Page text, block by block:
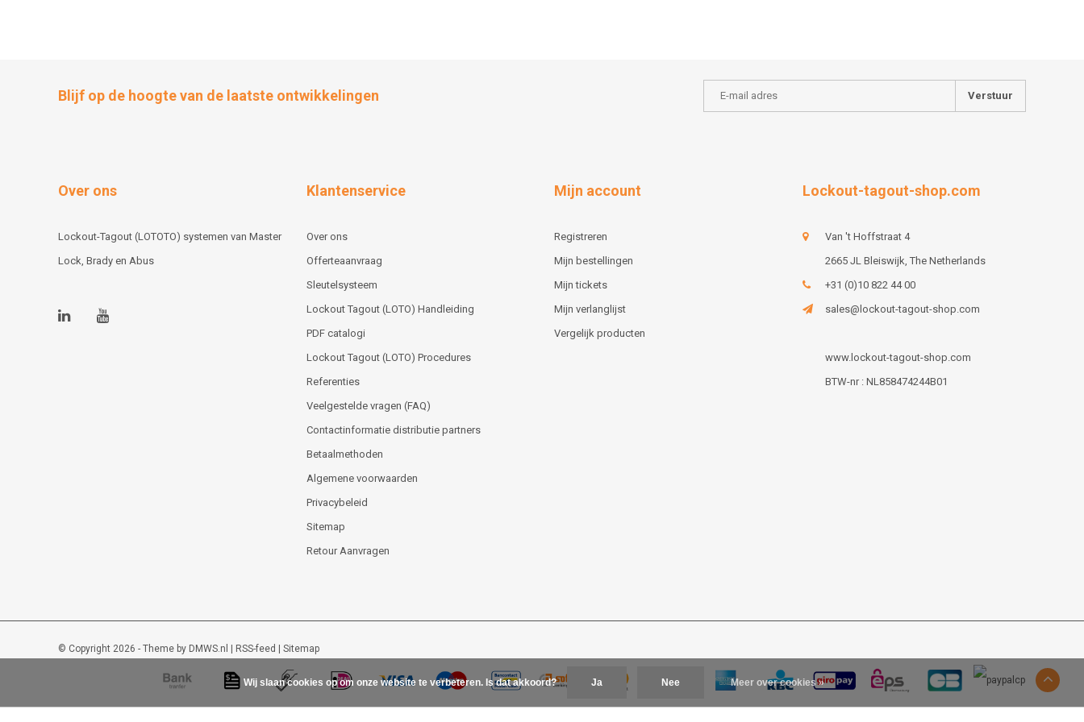
Blijf op de hoogte van de laatste ontwikkelingen Verstuur
Over ons
Lockout-Tagout (LOTOTO) systemen van Master
Lock, Brady en Abus
Klantenservice
Over ons
Offerteaanvraag
Sleutelsysteem
Lockout Tagout (LOTO) Handleiding
PDF catalogi
Lockout Tagout (LOTO) Procedures
Referenties
Veelgestelde vragen (FAQ)
Contactinformatie distributie partners
Betaalmethoden
Algemene voorwaarden
Privacybeleid
Sitemap
Retour Aanvragen
Mijn account
Registreren
Mijn bestellingen
Mijn tickets
Mijn verlanglijst
Vergelijk producten
Lockout-tagout-shop.com
Van 't Hoffstraat 4
2665 JL Bleiswijk, The Netherlands
+31 (0)10 822 44 00
sales@lockout-tagout-shop.com
www.lockout-tagout-shop.com
BTW-nr : NL858474244B01
© Copyright 2026 - Theme by DMWS.nl | RSS-feed | Sitemap
Wij slaan cookies op om onze website te verbeteren. Is dat akkoord? Ja Nee Meer over cookies »